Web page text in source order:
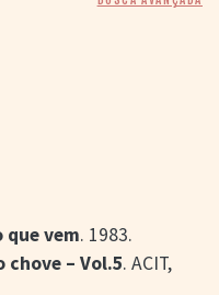
que vem. 1983.
chove – Vol.5. ACIT,